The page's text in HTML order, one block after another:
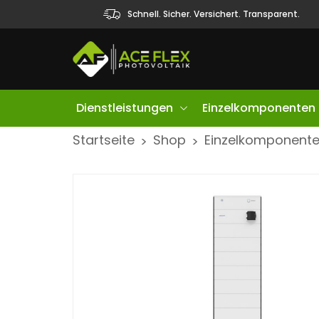
Schnell. Sicher. Versichert. Transparent.
Dienstleistungen Einzelkomponenten
Startseite > Shop >